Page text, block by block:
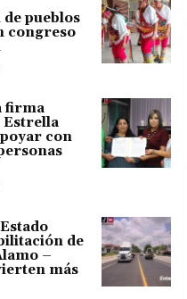
pueblos
congreso
firma
Estrella
con
de
–
más